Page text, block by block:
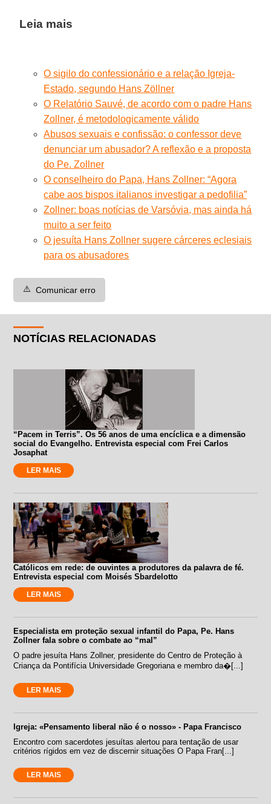
Leia mais
O sigilo do confessionário e a relação Igreja-
Estado, segundo Hans Zöllner
O Relatório Sauvé, de acordo com o padre Hans
Zollner, é metodologicamente válido
Abusos sexuais e confissão: o confessor deve
denunciar um abusador? A reflexão e a proposta
do Pe. Zollner
O conselheiro do Papa, Hans Zollner: “Agora
cabe aos bispos italianos investigar a pedofilia”
Zollner: boas notícias de Varsóvia, mas ainda há
muito a ser feito
O jesuíta Hans Zollner sugere cárceres eclesiais
para os abusadores
⚠️ Comunicar erro
NOTÍCIAS RELACIONADAS
“Pacem in Terris”. Os 56 anos de uma encíclica e a dimensão
social do Evangelho. Entrevista especial com Frei Carlos
Josaphat
LER MAIS
Católicos em rede: de ouvintes a produtores da palavra de fé.
Entrevista especial com Moisés Sbardelotto
LER MAIS
Especialista em proteção sexual infantil do Papa, Pe. Hans
Zollner fala sobre o combate ao “mal”
O padre jesuíta Hans Zollner, presidente do Centro de Proteção à
Criança da Pontifícia Universidade Gregoriana e membro da�[...]
LER MAIS
Igreja: «Pensamento liberal não é o nosso» - Papa Francisco
Encontro com sacerdotes jesuítas alertou para tentação de usar
critérios rígidos em vez de discernir situações O Papa Fran[...]
LER MAIS